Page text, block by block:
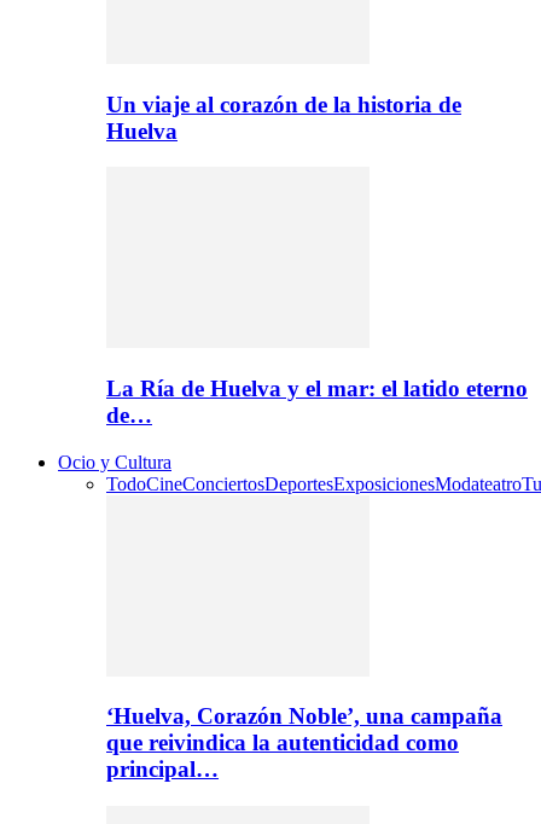
Un viaje al corazón de la historia de
Huelva
La Ría de Huelva y el mar: el latido eterno
de…
Ocio y Cultura
TodoCineConciertosDeportesExposicionesModateatro
‘Huelva, Corazón Noble’, una campaña
que reivindica la autenticidad como
principal…